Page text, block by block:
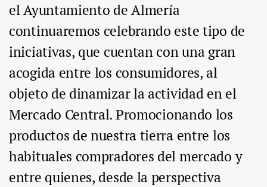
el Ayuntamiento de Almería
continuaremos celebrando este tipo de
iniciativas, que cuentan con una gran
acogida entre los consumidores, al
objeto de dinamizar la actividad en el
Mercado Central. Promocionando los
productos de nuestra tierra entre los
habituales compradores del mercado y
entre quienes, desde la perspectiva